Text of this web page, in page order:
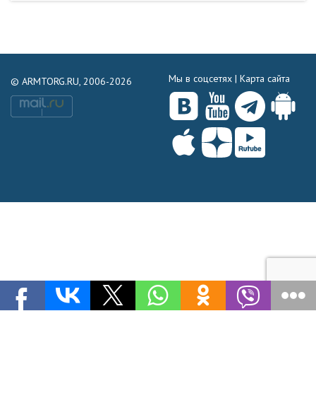
© ARMTORG.RU, 2006-2026 Мы в соцсетях | Карта сайта